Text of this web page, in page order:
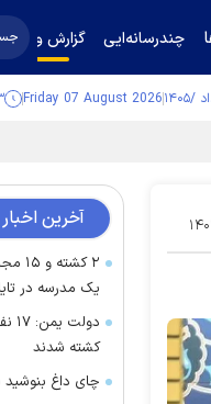
چندرسانه‌ایی گزارش و
Friday 07 August 2026
۲۸ آخرین اخبار
۲
یک مدرسه در
کشته شدند
چای داغ